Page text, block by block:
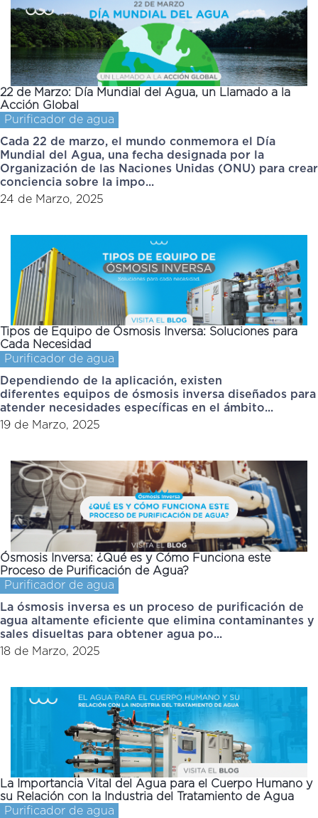
22 de Marzo: Día Mundial del Agua, un Llamado a la
Acción Global
Purificador de agua
Cada 22 de marzo, el mundo conmemora el Día
Mundial del Agua, una fecha designada por la
Organización de las Naciones Unidas (ONU) para crear
conciencia sobre la impo...
24 de Marzo, 2025
Tipos de Equipo de Ósmosis Inversa: Soluciones para
Cada Necesidad
Purificador de agua
Dependiendo de la aplicación, existen
diferentes equipos de ósmosis inversa diseñados para
atender necesidades específicas en el ámbito...
19 de Marzo, 2025
Ósmosis Inversa: ¿Qué es y Cómo Funciona este
Proceso de Purificación de Agua?
Purificador de agua
La ósmosis inversa es un proceso de purificación de
agua altamente eficiente que elimina contaminantes y
sales disueltas para obtener agua po...
18 de Marzo, 2025
La Importancia Vital del Agua para el Cuerpo Humano y
su Relación con la Industria del Tratamiento de Agua
Purificador de agua